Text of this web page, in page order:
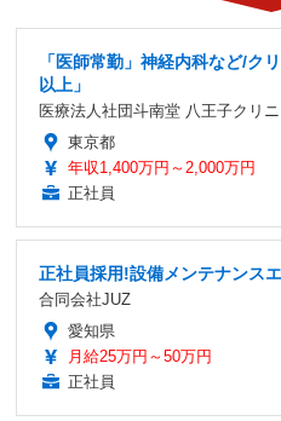
「医師常勤」神経内科など/ク
以上」
医療法人社団斗南堂 八王子クリ
東京都
年収1,400万円～2,000万円
正社員
正社員採用!設備メンテナンス
合同会社JUZ
愛知県
月給25万円～50万円
正社員